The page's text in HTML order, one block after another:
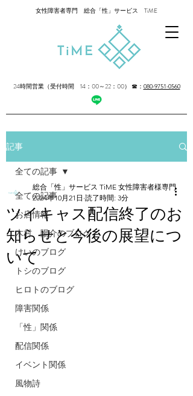
女性障害者専門 総合「性」サービス TiME
24時間営業（受付時間 14：00～22：00） ☎： 080-9751-0560
記事
全ての記事
お店情報
木村 陽介のブログ
けいのブログ
トシのブログ
ヒロトのブログ
障害関係
「性」関係
配信関係
イベント関係
風物詩
全ての記事
ツイキャス配信終了のお
知らせと今後の展望につ
いて
総合「性」サービス TiME 女性障害者様専門
2024年10月21日 読了時間: 3分